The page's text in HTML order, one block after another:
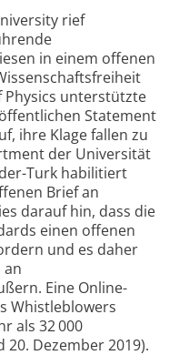
rief
in einem offenen
Physics unterstützte
Statement
ihre Klage fallen zu
der Universität
Turk habilitiert
Brief an
darauf hin, dass die
einen offenen
und es daher
an
Eine Online-
Whistleblowers
als 32 000
Dezember 2019).